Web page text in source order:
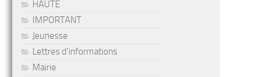
HAUTE
IMPORTANT
Jeunesse
Lettres d'informations
Mairie